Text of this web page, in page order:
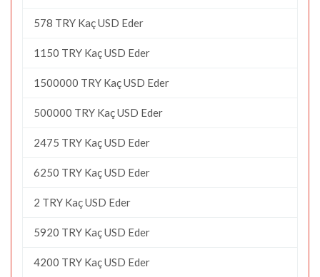
578 TRY Kaç USD Eder
1150 TRY Kaç USD Eder
1500000 TRY Kaç USD Eder
500000 TRY Kaç USD Eder
2475 TRY Kaç USD Eder
6250 TRY Kaç USD Eder
2 TRY Kaç USD Eder
5920 TRY Kaç USD Eder
4200 TRY Kaç USD Eder